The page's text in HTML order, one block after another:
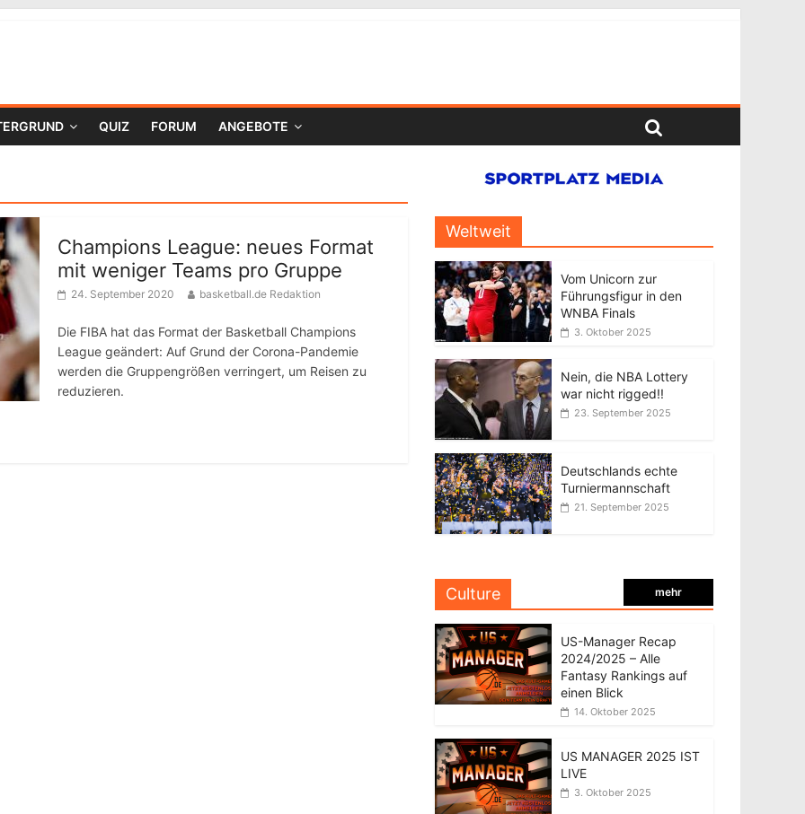
QUIZ FORUM ANGEBOTE
Champions League: neues Format
mit weniger Teams pro Gruppe
24. September 2020 basketball.de Redaktion
Die FIBA hat das Format der Basketball Champions
League geändert: Auf Grund der Corona-Pandemie
werden die Gruppengrößen verringert, um Reisen zu
reduzieren.
Weltweit
Vom Unicorn zur
Führungsfigur in den
WNBA Finals
3. Oktober 2025
Nein, die NBA Lottery
war nicht rigged!!
23. September 2025
Deutschlands echte
Turniermannschaft
21. September 2025
Culture mehr
US-Manager Recap
2024/2025 – Alle
Fantasy Rankings auf
einen Blick
14. Oktober 2025
US MANAGER 2025 IST
LIVE
3. Oktober 2025